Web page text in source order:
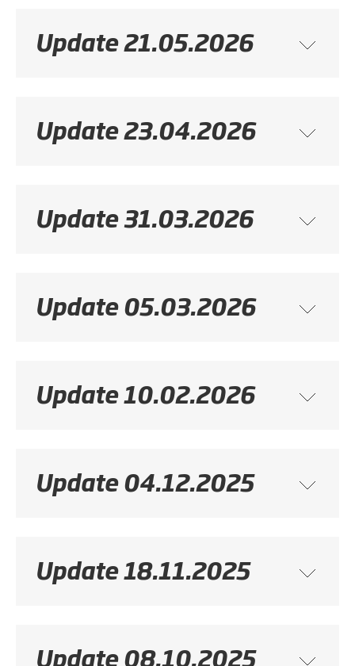
Update 21.05.2026
Update 23.04.2026
Update 31.03.2026
Update 05.03.2026
Update 10.02.2026
Update 04.12.2025
Update 18.11.2025
Update 08.10.2025